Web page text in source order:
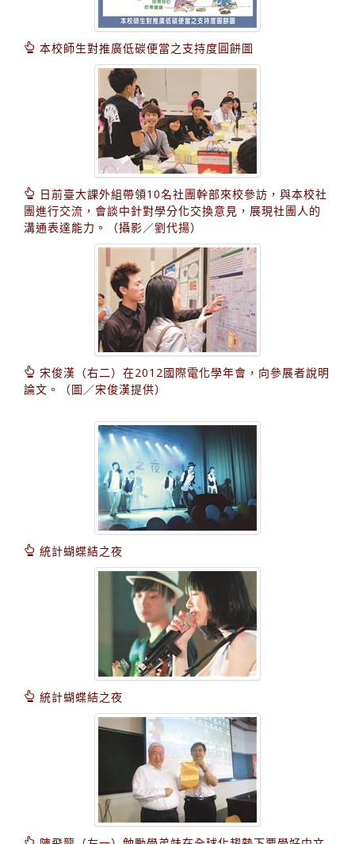
本校師生對推廣低碳便當之支持度圓餅圖
日前臺大課外組帶領10名社團幹部來校參訪，與本校社
團進行交流，會談中針對學分化交換意見，展現社團人的
溝通表達能力。（攝影／劉代揚）
宋俊漢（右二）在2012國際電化學年會，向參展者說明
論文。（圖／宋俊漢提供）
統計蝴蝶結之夜
統計蝴蝶結之夜